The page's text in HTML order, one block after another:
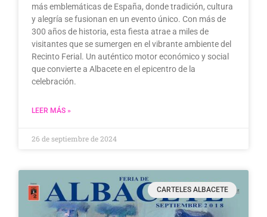
más emblemáticas de España, donde tradición, cultura
y alegría se fusionan en un evento único. Con más de
300 años de historia, esta fiesta atrae a miles de
visitantes que se sumergen en el vibrante ambiente del
Recinto Ferial. Un auténtico motor económico y social
que convierte a Albacete en el epicentro de la
celebración.
LEER MÁS »
26 de septiembre de 2024
CARTELES ALBACETE